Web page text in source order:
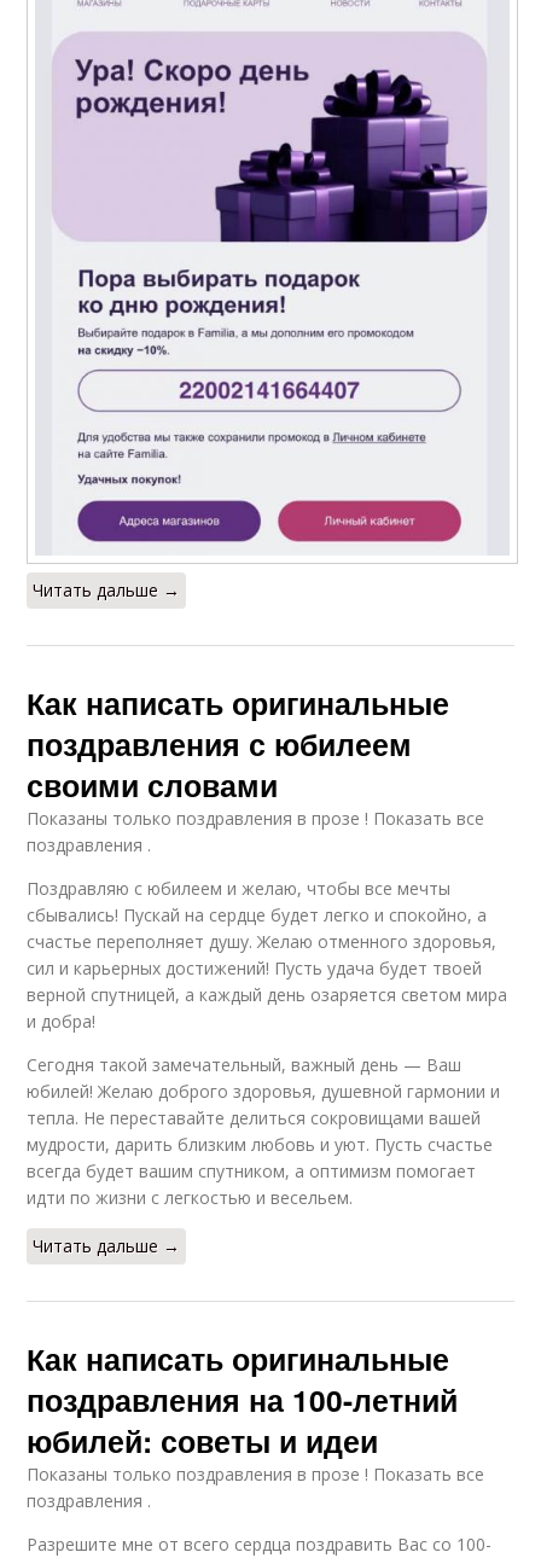
Читать дальше →
Как написать оригинальные
поздравления с юбилеем
своими словами
Показаны только поздравления в прозе ! Показать все
поздравления .
Поздравляю с юбилеем и желаю, чтобы все мечты
сбывались! Пускай на сердце будет легко и спокойно, а
счастье переполняет душу. Желаю отменного здоровья,
сил и карьерных достижений! Пусть удача будет твоей
верной спутницей, а каждый день озаряется светом мира
и добра!
Сегодня такой замечательный, важный день — Ваш
юбилей! Желаю доброго здоровья, душевной гармонии и
тепла. Не переставайте делиться сокровищами вашей
мудрости, дарить близким любовь и уют. Пусть счастье
всегда будет вашим спутником, а оптимизм помогает
идти по жизни с легкостью и весельем.
Читать дальше →
Как написать оригинальные
поздравления на 100-летний
юбилей: советы и идеи
Показаны только поздравления в прозе ! Показать все
поздравления .
Разрешите мне от всего сердца поздравить Вас со 100-